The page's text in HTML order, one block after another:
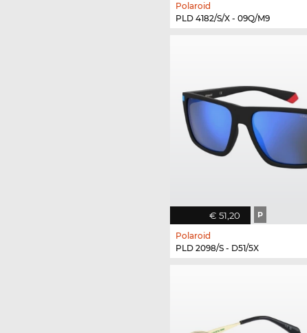
Polaroid
PLD 4182/S/X - 09Q/M9
€ 51,20 P
Polaroid
PLD 2098/S - D51/5X